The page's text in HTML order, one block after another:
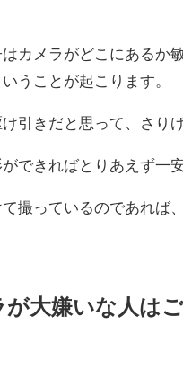
カメラがどこにあるか
うことが起こります。
引きだと思って、さり
できればとりあえず一安
撮っているのであれば
が大嫌いな人は